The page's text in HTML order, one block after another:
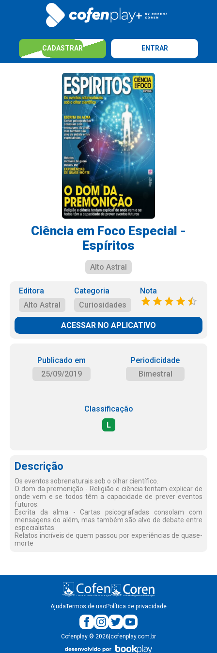
CADASTRAR ENTRAR
Ciência em Foco Especial -
Espíritos
Alto Astral
Editora
Alto Astral
Categoria
Curiosidades
Nota
ACESSAR NO APLICATIVO
Publicado em
25/09/2019
Periodicidade
Bimestral
Classificação
L
Descrição
Os eventos sobrenaturais sob o olhar científico.
O dom da premonição - Religião e ciência tentam explicar de
onde vem e se todos têm a capacidade de prever eventos
futuros.
Escrita da alma - Cartas psicografadas consolam com
mensagens do além, mas também são alvo de debate entre
especialistas.
Relatos incríveis de quem passou por experiências de quase-
morte
AjudaTermos de usoPolítica de privacidade
Cofenplay ® 2026 cofenplay.com.br